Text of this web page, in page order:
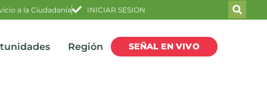
a la Ciudadanía INICIAR SESION
Región SEÑAL EN VIVO